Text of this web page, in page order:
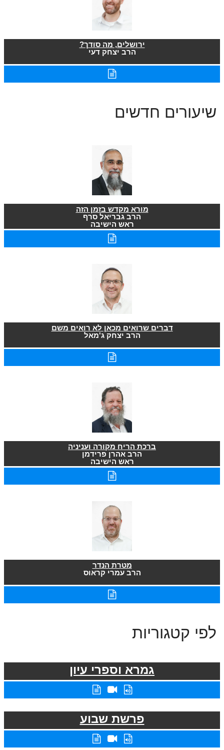
ירושלים, מה סודך?
הרב יצחק דעי
שיעורים חדשים
מורא מקדש בזמן הזה
הרב גבריאל סרף
ראש הישיבה
דברים שרואים מכאן לא רואים משם
הרב יצחק ג'מאל
ברכת הריח מקורה ועניניה
הרב אהרן פרידמן
ראש הישיבה
מטרת הנדר
הרב עמרי קראוס
לפי קטגוריות
גמרא וספרי עיון
פרשת שבוע